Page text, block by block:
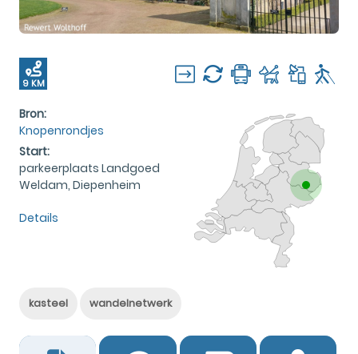
9 KM
Bron:
Knopenrondjes
Start:
parkeerplaats Landgoed
Weldam, Diepenheim
Details
kasteel wandelnetwerk